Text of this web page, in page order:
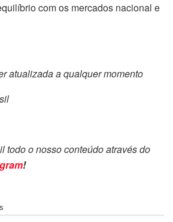
com os mercados nacional e
atualizada a qualquer momento
todo o nosso conteúdo através do
!